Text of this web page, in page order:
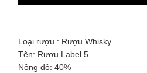
Loại rượu : Rượu Whisky
Tên: Rượu Label 5
Nồng độ: 40%